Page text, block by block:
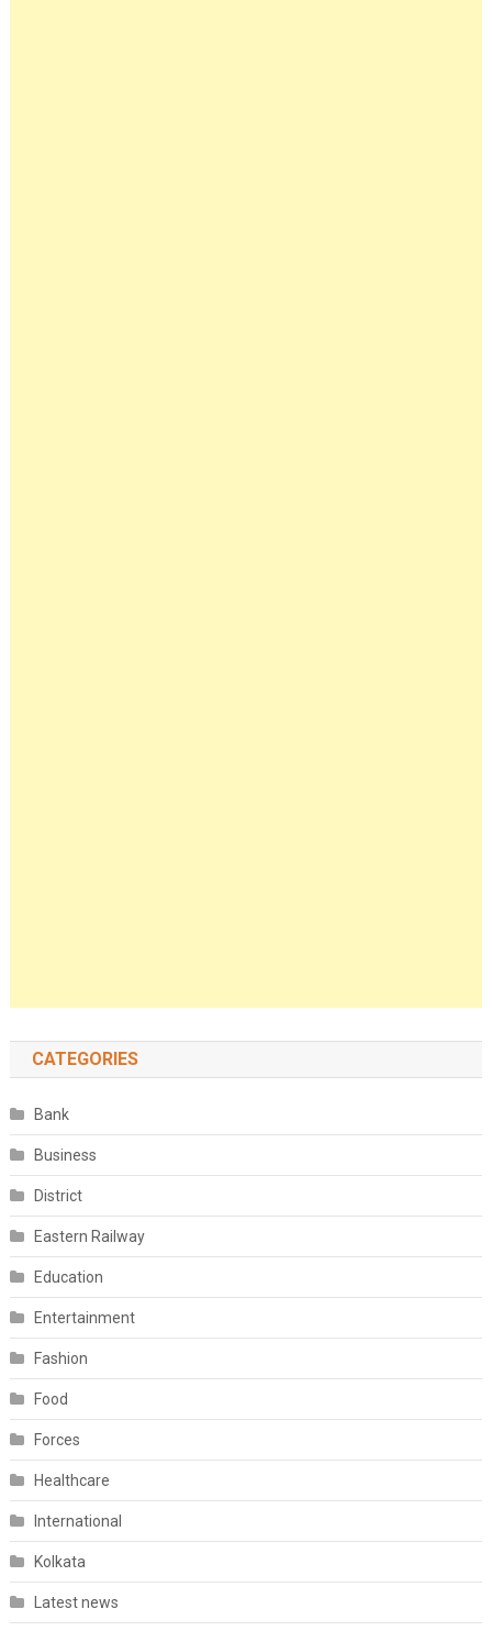
CATEGORIES
Bank
Business
District
Eastern Railway
Education
Entertainment
Fashion
Food
Forces
Healthcare
International
Kolkata
Latest news